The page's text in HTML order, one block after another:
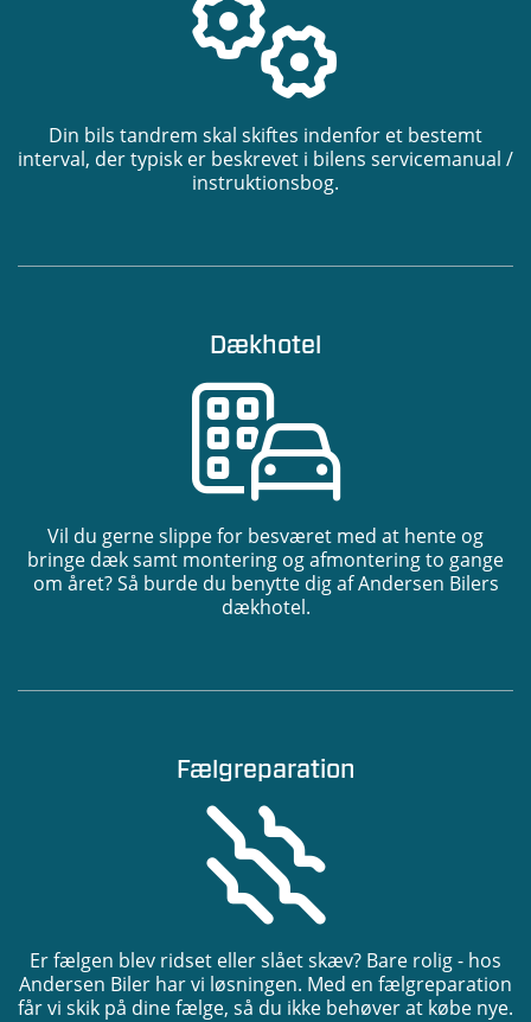
Din bils tandrem skal skiftes indenfor et bestemt
interval, der typisk er beskrevet i bilens servicemanual /
instruktionsbog.
Dækhotel
Vil du gerne slippe for besværet med at hente og
bringe dæk samt montering og afmontering to gange
om året? Så burde du benytte dig af Andersen Bilers
dækhotel.
Fælgreparation
Er fælgen blev ridset eller slået skæv? Bare rolig - hos
Andersen Biler har vi løsningen. Med en fælgreparation
får vi skik på dine fælge, så du ikke behøver at købe nye.